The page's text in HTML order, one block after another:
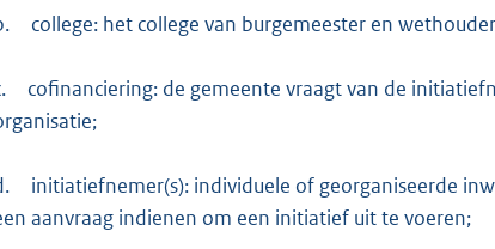
college: het college van burgemeester en
cofinanciering: de gemeente vraagt van de
initiatiefnemer(s): individuele of georganiseerde
aanvraag indienen om een initiatief uit te voeren;